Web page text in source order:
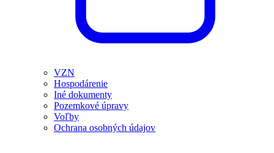
VZN
Hospodárenie
Iné dokumenty
Pozemkové úpravy
Voľby
Ochrana osobných údajov